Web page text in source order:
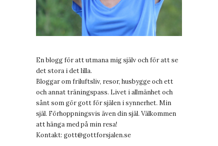
En blogg för att utmana mig själv och för att se
det stora i det lilla.
Bloggar om friluftsliv, resor, husbygge och ett
och annat träningspass. Livet i allmänhet och
sånt som gör gott för själen i synnerhet. Min
själ. Förhoppningsvis även din själ. Välkommen
att hänga med på min resa!
Kontakt: gott@gottforsjalen.se